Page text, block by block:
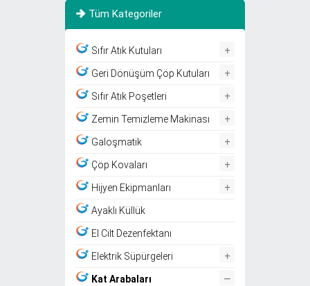
Tüm Kategoriler
Sıfır Atık Kutuları +
Geri Dönüşüm Çöp Kutuları +
Sıfır Atık Poşetleri +
Zemin Temizleme Makinası +
Galoşmatik +
Çöp Kovaları +
Hijyen Ekipmanları +
Ayaklı Küllük
El Cilt Dezenfektanı
Elektrik Süpürgeleri +
Kat Arabaları –